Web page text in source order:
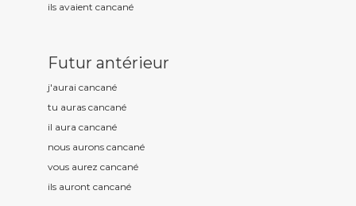
ils avaient cancané
Futur antérieur
j'aurai cancané
tu auras cancané
il aura cancané
nous aurons cancané
vous aurez cancané
ils auront cancané